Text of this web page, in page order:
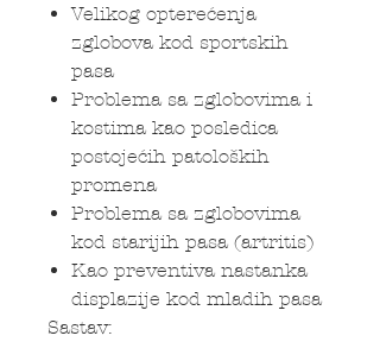
Velikog opterećenja
zglobova kod sportskih
pasa
Problema sa zglobovima i
kostima kao posledica
postojećih patoloških
promena
Problema sa zglobovima
kod starijih pasa (artritis)
Kao preventiva nastanka
displazije kod mladih pasa
Sastav: